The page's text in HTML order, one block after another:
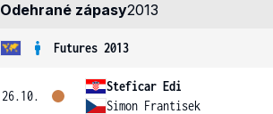
Odehrané zápasy2013
Futures 2013
26.10.
Steficar Edi
Simon Frantisek